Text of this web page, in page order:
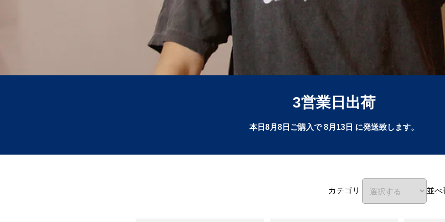
3営業日出荷
本日 8月8日 ご購入で8月13日 に発送致します。
カテゴリ 並